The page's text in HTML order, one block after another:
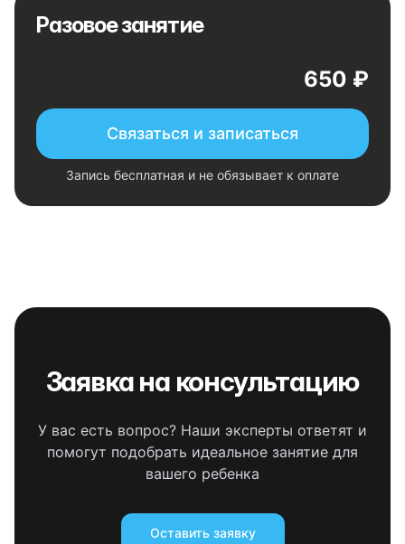
Разовое занятие
650 ₽
Связаться и записаться
Запись бесплатная и не обязывает к оплате
Заявка на консультацию
У вас есть вопрос? Наши эксперты ответят и
помогут подобрать идеальное занятие для
вашего ребенка
Оставить заявку